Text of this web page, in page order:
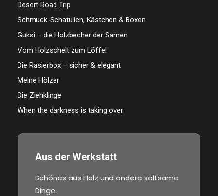
Desert Road Trip
Schmuck-Schatullen, Kästchen & Boxen
Guksi – die Holzbecher der Samen
Vom Holzscheit zum Löffel
Die Rasierbox – sicher & elegant
Meine Hölzer
Die Ziehklinge
When the darkness is taking over
Aus der Werkstatt
Schönes aus Holz und andere seltsame
Dinge.